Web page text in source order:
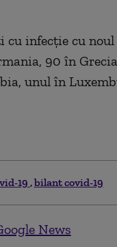
infecție cu noul
90 în
unul în
19 bilant covid-19
News